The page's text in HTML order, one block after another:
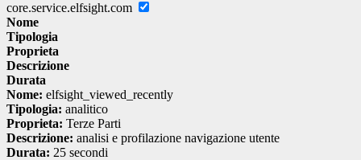
core.service.elfsight.com
Nome
Tipologia
Proprieta
Descrizione
Durata
Nome: elfsight_viewed_recently
Tipologia: analitico
Proprieta: Terze Parti
Descrizione: analisi e profilazione navigazione utente
Durata: 25 secondi